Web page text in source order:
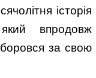
історія
впродовж
за свою